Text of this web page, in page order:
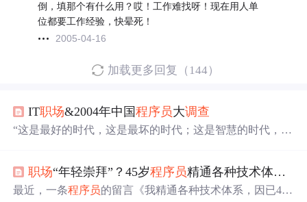
倒，填那个有什么用？哎！工作难找呀！现在用人单
位都要工作经验，快晕死！
2005-04-16
加载更多回复（144）
IT职场&2004年中国程序员大调查
“这是最好的时代，这是最坏的时代；这是智慧的时代，这
之冬；人们面前有着各样事物，人们面前一无所有；人们
正在直登天堂，人们正在直下地狱。”——狄更斯《双城
职场“年轻崇拜”？45岁程序员精通各种技术体系，却连个面试机会都没有
最近，一条程序员的留言《我精通各种技术体系，因已45